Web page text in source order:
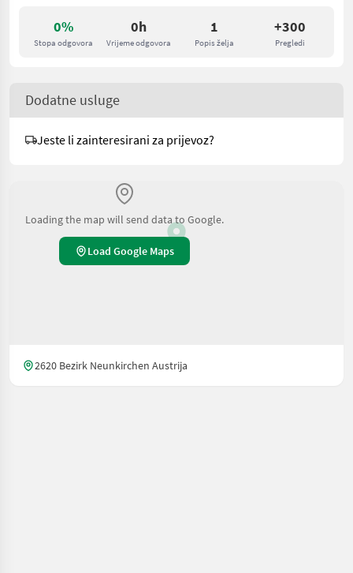
0%
Stopa odgovora
0h
Vrijeme odgovora
1
Popis želja
+300
Pregledi
Dodatne usluge
Jeste li zainteresirani za prijevoz?
Loading the map will send data to Google.
Load Google Maps
2620 Bezirk Neunkirchen Austrija